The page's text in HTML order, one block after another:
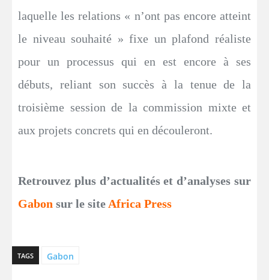
laquelle les relations « n’ont pas encore atteint
le niveau souhaité » fixe un plafond réaliste
pour un processus qui en est encore à ses
débuts, reliant son succès à la tenue de la
troisième session de la commission mixte et
aux projets concrets qui en découleront.
Retrouvez plus d’actualités et d’analyses sur
Gabon sur le site Africa Press
TAGS Gabon